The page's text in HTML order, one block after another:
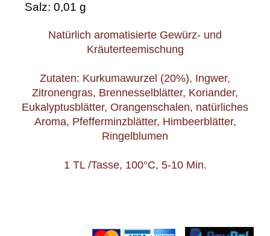
Salz: 0,01 g
Natürlich aromatisierte Gewürz- und
Kräuterteemischung
Zutaten: Kurkumawurzel (20%), Ingwer,
Zitronengras, Brennesselblätter, Koriander,
Eukalyptusblätter, Orangenschalen, natürliches
Aroma, Pfefferminzblätter, Himbeerblätter,
Ringelblumen
1 TL /Tasse, 100°C, 5-10 Min.